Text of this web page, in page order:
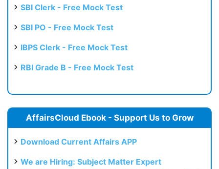
SBI Clerk - Free Mock Test
SBI PO - Free Mock Test
IBPS Clerk - Free Mock Test
RBI Grade B - Free Mock Test
AffairsCloud Ebook - Support Us to Grow
Download Current Affairs APP
We are Hiring: Subject Matter Expert